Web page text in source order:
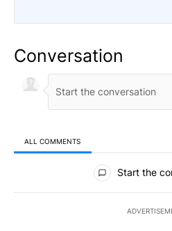
Conversation
ALL COMMENTS
All Comments
Start the